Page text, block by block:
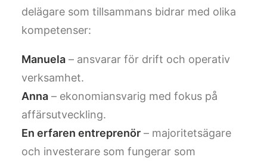
delägare som tillsammans bidrar med olika
kompetenser:
Manuela – ansvarar för drift och operativ
verksamhet.
Anna – ekonomiansvarig med fokus på
affärsutveckling.
En erfaren entreprenör – majoritetsägare
och investerare som fungerar som